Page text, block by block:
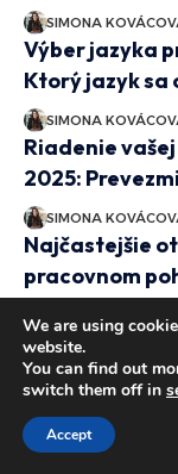
SIMONA
Výber jazyka
Ktorý jazyk sa
SIMONA
Riadenie
2025:
SIMONA
Najčastejšie
pracovnom
odpovede:
pripraviť?
SIMONA
Vývojárske
playing hrách:
We are using
website.
You can find out
switch them off in
Accept